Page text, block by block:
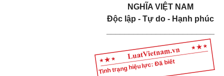
Tình trạng hiệu lực: Đã biết
NGHĨA VIỆT NAM
Độc lập - Tự do - Hạnh phúc